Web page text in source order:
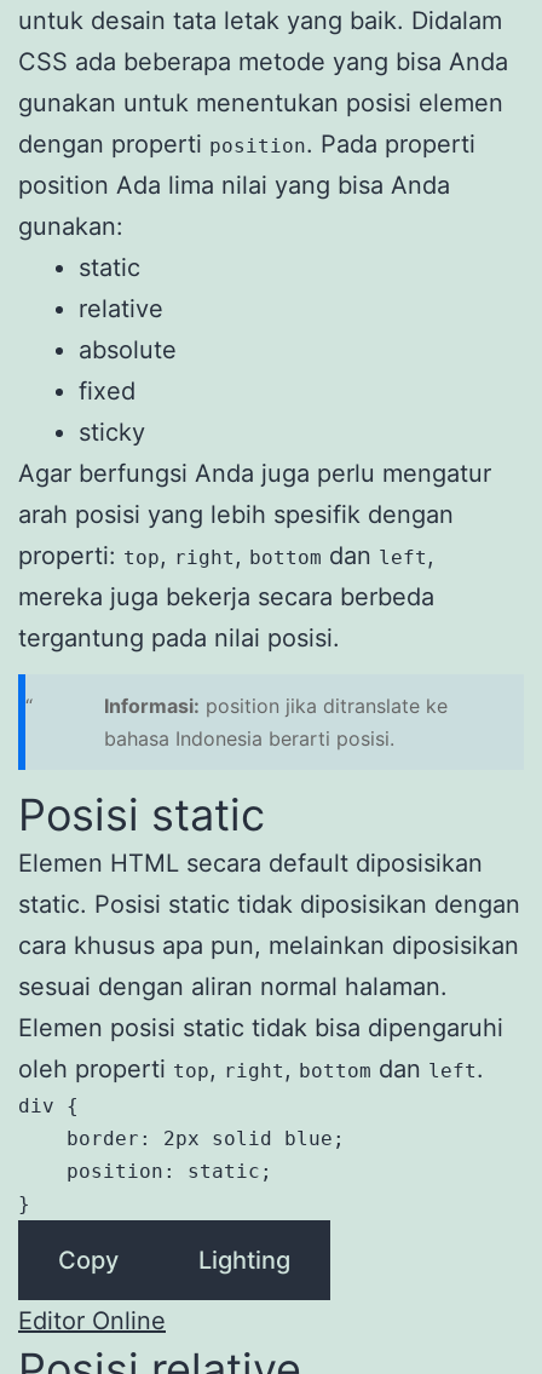
untuk desain tata letak yang baik. Didalam
CSS ada beberapa metode yang bisa Anda
gunakan untuk menentukan posisi elemen
dengan properti position. Pada properti
position Ada lima nilai yang bisa Anda
gunakan:
static
relative
absolute
fixed
sticky
Agar berfungsi Anda juga perlu mengatur
arah posisi yang lebih spesifik dengan
properti: top, right , bottom dan left ,
mereka juga bekerja secara berbeda
tergantung pada nilai posisi.
Informasi: position jika ditranslate ke
bahasa Indonesia berarti posisi.
Posisi static
Elemen HTML secara default diposisikan
static. Posisi static tidak diposisikan dengan
cara khusus apa pun, melainkan diposisikan
sesuai dengan aliran normal halaman.
Elemen posisi static tidak bisa dipengaruhi
oleh properti top, right , bottom dan left.
div {
    border: 2px solid blue;
    position: static;
}
Copy Lighting
Editor Online